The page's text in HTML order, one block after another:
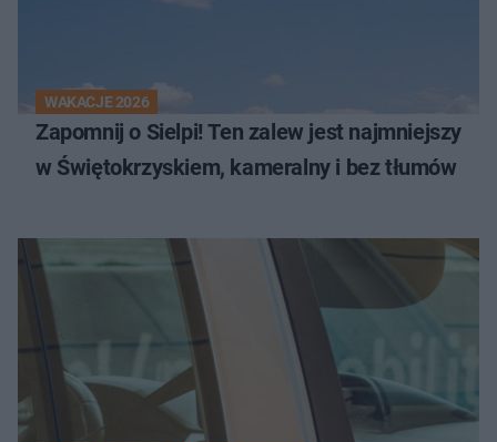
WAKACJE 2026
Zapomnij o Sielpi! Ten zalew jest najmniejszy
w Świętokrzyskiem, kameralny i bez tłumów